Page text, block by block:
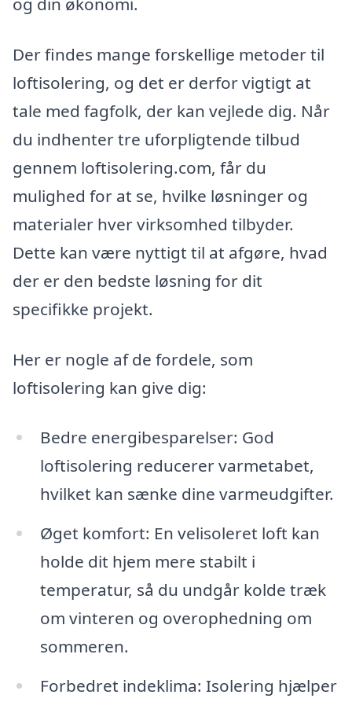
Der findes mange forskellige metoder til
loftisolering, og det er derfor vigtigt at
tale med fagfolk, der kan vejlede dig. Når
du indhenter tre uforpligtende tilbud
gennem loftisolering.com, får du
mulighed for at se, hvilke løsninger og
materialer hver virksomhed tilbyder.
Dette kan være nyttigt til at afgøre, hvad
der er den bedste løsning for dit
specifikke projekt.
Her er nogle af de fordele, som
loftisolering kan give dig:
Bedre energibesparelser: God
loftisolering reducerer varmetabet,
hvilket kan sænke dine varmeudgifter.
Øget komfort: En velisoleret loft kan
holde dit hjem mere stabilt i
temperatur, så du undgår kolde træk
om vinteren og overophedning om
sommeren.
Forbedret indeklima: Isolering hjælper